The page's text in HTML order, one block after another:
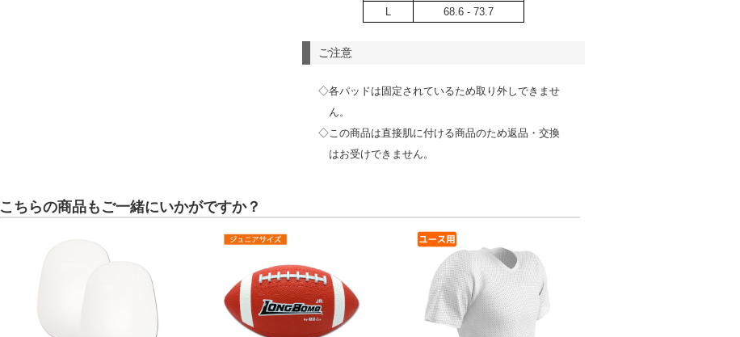
L
68.6 - 73.7
ご注意
◇各パッドは固定されているため取り外しできませ
ん。
◇この商品は直接肌に付ける商品のため返品・交換
はお受けできません。
こちらの商品もご一緒にいかがですか？